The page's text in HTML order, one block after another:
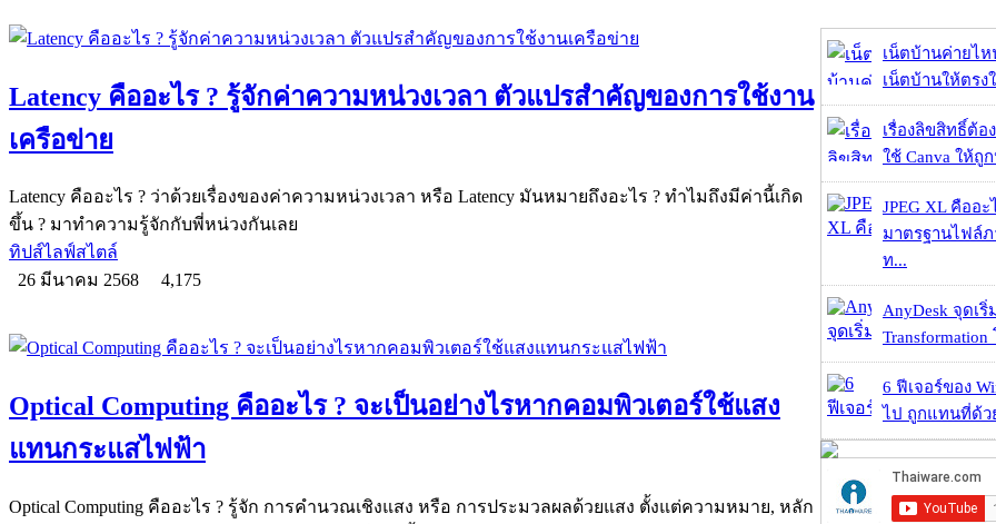
Latency คืออะไร ? รู้จักค่าความหน่วงเวลา ตัวแปรสำคัญของการใช้งาน
เครือข่าย
Latency คืออะไร ? ว่าด้วยเรื่องของค่าความหน่วงเวลา หรือ Latency มันหมายถึงอะไร ? ทำไมถึงมีค่านี้เกิด
ขึ้น ? มาทำความรู้จักกับพี่หน่วงกันเลย
ทิปส์ไลฟ์สไตล์
26 มีนาคม 2568
4,175
Optical Computing คืออะไร ? จะเป็นอย่างไรหากคอมพิวเตอร์ใช้แสง
แทนกระแสไฟฟ้า
Optical Computing คืออะไร ? รู้จัก การคำนวณเชิงแสง หรือ การประมวลผลด้วยแสง ตั้งแต่ความหมาย, หลัก
เน็ตบ้านค่ายไห
เน็ตบ้านให้ตรง
เรื่องลิขสิทธิ์ต้อ
ใช้ Canva ให้ถูก
JPEG XL คืออะ
มาตรฐานไฟล์
ท...
AnyDesk จุดเ
6 ฟีเจอร์ของ
ไป ถูกแทนที่ด้ว